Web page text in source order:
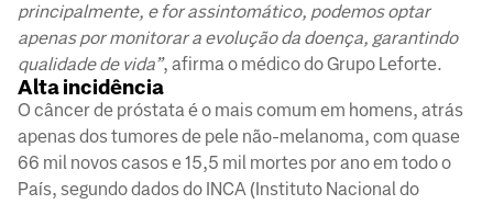
principalmente, e for assintomático, podemos optar
apenas por monitorar a evolução da doença, garantindo
qualidade de vida”, afirma o médico do Grupo Leforte.
Alta incidência
O câncer de próstata é o mais comum em homens, atrás
apenas dos tumores de pele não-melanoma, com quase
66 mil novos casos e 15,5 mil mortes por ano em todo o
País, segundo dados do INCA (Instituto Nacional do